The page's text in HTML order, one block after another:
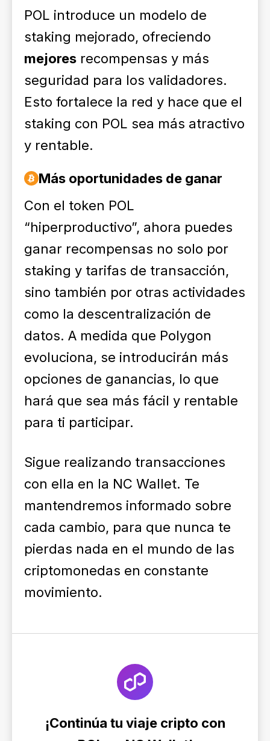
POL introduce un modelo de
staking mejorado, ofreciendo
mejores recompensas y más
seguridad para los validadores.
Esto fortalece la red y hace que el
staking con POL sea más atractivo
y rentable.
Más oportunidades de ganar
Con el token POL
“hiperproductivo”, ahora puedes
ganar recompensas no solo por
staking y tarifas de transacción,
sino también por otras actividades
como la descentralización de
datos. A medida que Polygon
evoluciona, se introducirán más
opciones de ganancias, lo que
hará que sea más fácil y rentable
para ti participar.
Sigue realizando transacciones
con ella en la NC Wallet. Te
mantendremos informado sobre
cada cambio, para que nunca te
pierdas nada en el mundo de las
criptomonedas en constante
movimiento.
¡Continúa tu viaje cripto con